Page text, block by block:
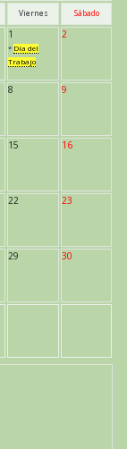
Viernes Sábado
1
* Día del
Trabajo
2
8 9
15 16
22 23
29 30